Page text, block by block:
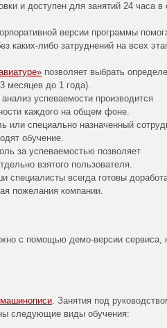
и доступен для занятий 24 часа в
версии программы
каких-либо затруднений на всех
позволяет выбрать
месяцев до 1 года).
успеваемости производится
каждого на общем фоне.
или специально назначенный
обучение.
за успеваемостью позволяет
взятого пользователя.
всегда готовы
пожелания компании.
с помощью демо-версии сервиса,
. Занятия под
следующие виды обучения: